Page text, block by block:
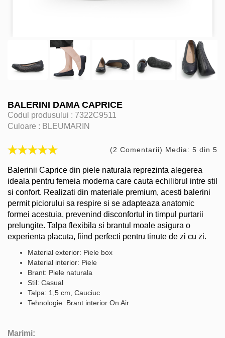
BALERINI DAMA CAPRICE
Codul produsului : 7322C9511
Culoare : BLEUMARIN
(2 Comentarii) Media: 5 din 5
Balerinii Caprice din piele naturala reprezinta alegerea
ideala pentru femeia moderna care cauta echilibrul intre stil
si confort. Realizati din materiale premium, acesti balerini
permit piciorului sa respire si se adapteaza anatomic
formei acestuia, prevenind disconfortul in timpul purtarii
prelungite. Talpa flexibila si brantul moale asigura o
experienta placuta, fiind perfecti pentru tinute de zi cu zi.
Material exterior: Piele box
Material interior: Piele
Brant: Piele naturala
Stil: Casual
Talpa: 1,5 cm, Cauciuc
Tehnologie: Brant interior On Air
Marimi: